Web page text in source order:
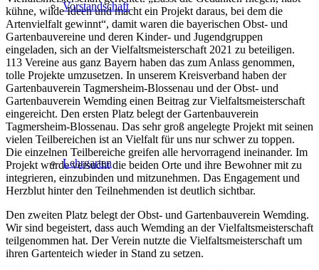
Vorstandschaft
Lehrgarten
kühne, wilde Ideen und macht ein Projekt daraus, bei dem die
Artenvielfalt gewinnt“, damit waren die bayerischen Obst- und
Gartenbauvereine und deren Kinder- und Jugendgruppen
eingeladen, sich an der Vielfaltsmeisterschaft 2021 zu beteiligen.
113 Vereine aus ganz Bayern haben das zum Anlass genommen,
tolle Projekte umzusetzen. In unserem Kreisverband haben der
Gartenbauverein Tagmersheim-Blossenau und der Obst- und
Gartenbauverein Wemding einen Beitrag zur Vielfaltsmeisterschaft
eingereicht. Den ersten Platz belegt der Gartenbauverein
Tagmersheim-Blossenau. Das sehr groß angelegte Projekt mit seinen
vielen Teilbereichen ist an Vielfalt für uns nur schwer zu toppen.
Die einzelnen Teilbereiche greifen alle hervorragend ineinander. Im
Projekt wurde versucht die beiden Orte und ihre Bewohner mit zu
integrieren, einzubinden und mitzunehmen. Das Engagement und
Herzblut hinter den Teilnehmenden ist deutlich sichtbar.
Den zweiten Platz belegt der Obst- und Gartenbauverein Wemding.
Wir sind begeistert, dass auch Wemding an der Vielfaltsmeisterschaft
teilgenommen hat. Der Verein nutzte die Vielfaltsmeisterschaft um
ihren Gartenteich wieder in Stand zu setzen.